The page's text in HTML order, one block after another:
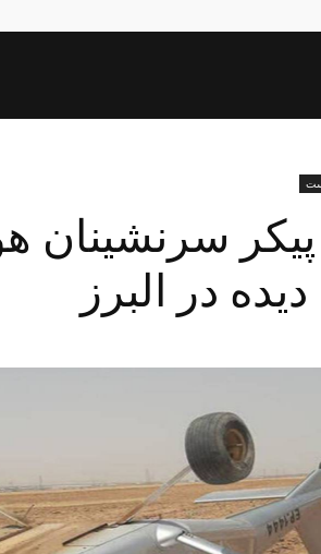
سرنشینان
در البرز